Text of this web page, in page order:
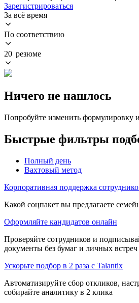
Зарегистрироваться
За всё время
По соответствию
20 резюме
Ничего не нашлось
Попробуйте изменить формулировку
Быстрые фильтры
Полный день
Вахтовый метод
Корпоративная поддержка
Какой соцпакет вы предлагаете
Оформляйте кандидатов онлайн
Проверяйте сотрудников и
документы без бумаг и личных встреч
Ускорьте подбор в 2 раза с Talantix
Автоматизируйте сбор откликов,
собирайте аналитику в 2 клика